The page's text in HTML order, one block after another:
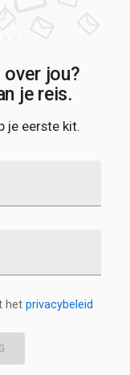
jou?
je reis.
je eerste kit.
het privacybeleid